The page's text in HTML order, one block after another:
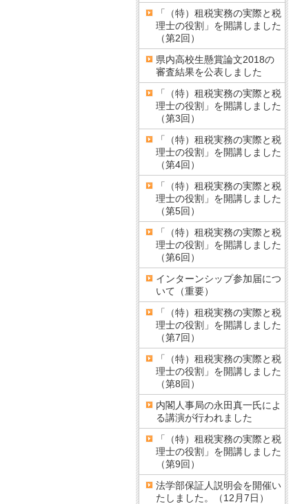
「（特）租税実務の実際と税
理士の役割」を開講しました
（第2回）
県内高校生懸賞論文2018の
審査結果を公表しました
「（特）租税実務の実際と税
理士の役割」を開講しました
（第3回）
「（特）租税実務の実際と税
理士の役割」を開講しました
（第4回）
「（特）租税実務の実際と税
理士の役割」を開講しました
（第5回）
「（特）租税実務の実際と税
理士の役割」を開講しました
（第6回）
インターンシップ参加届につ
いて（重要）
「（特）租税実務の実際と税
理士の役割」を開講しました
（第7回）
「（特）租税実務の実際と税
理士の役割」を開講しました
（第8回）
内閣人事局の永田真一氏によ
る講演が行われました
「（特）租税実務の実際と税
理士の役割」を開講しました
（第9回）
法学部保証人説明会を開催い
たしました。（12月7日）